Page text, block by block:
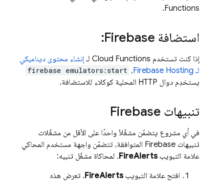
Functions
.
استضافة Firebase:
إذا كنت تستخدم Cloud Functions لـ إنشاء محتوى ديناميكي
لـ Firebase Hosting، firebase emulators:start
يستخدِم دوال HTTP المحلية كوكلاء للاستضافة.
تنبيهات Firebase
في أي مشروع يتضمّن مشغّلاً واحدًا على الأقل من مشغّلات
تنبيهات Firebase المتوافقة، تتضمّن واجهة مستخدم المحاكي
علامة التبويبFireAlerts. لمحاكاة مشغّل تنبيه:
افتح علامة التبويبFireAlerts. تعرض هذه